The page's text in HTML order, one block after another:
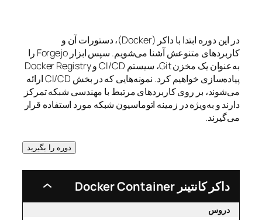
در این دوره ابتدا با داکر (Docker)، دستورات آن و
کاربردهای متنوعش آشنا می‌شویم. سپس ابزار Forgejo را
به‌عنوان یک مخزن Git، سیستم CI/CD و Docker Registry
پیاده‌سازی خواهیم کرد. نمونه‌هایی که در بخش CI/CD ارائه
می‌شوند، بر روی کاربردهای مرتبط با مهندسی شبکه تمرکز
دارند و به‌ویژه در زمینه اتوماسیون شبکه مورد استفاده قرار
می‌گیرند.
دوره را بگیرید
داکر کانتینر Docker Container
داکر
Docker
دروس